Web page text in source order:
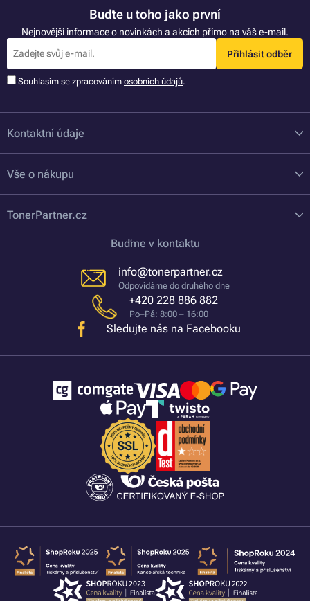
Buďte u toho jako první
Nejnovější informace o novinkách a akcích přímo na váš e-mail.
Přihlásit odběr
Souhlasím se zpracováním osobních údajů.
Kontaktní údaje
Vše o nákupu
TonerPartner.cz
Buďme v kontaktu
info@tonerpartner.cz
Odpovídáme do druhého dne
+420 228 886 882
Po–Pá: 8:00 – 16:00
Sledujte nás na Facebooku